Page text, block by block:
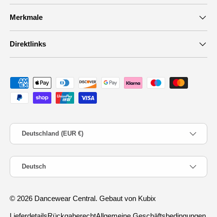
Merkmale
Direktlinks
Zahlungsmethoden
Land/Region
Deutschland (EUR €)
Sprache
Deutsch
© 2026 Dancewear Central. Gebaut von Kubix